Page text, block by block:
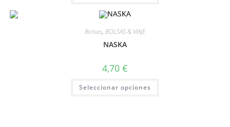
Bolsas, BOLSAS & VIAJE
NASKA
4,70 €
Seleccionar opciones